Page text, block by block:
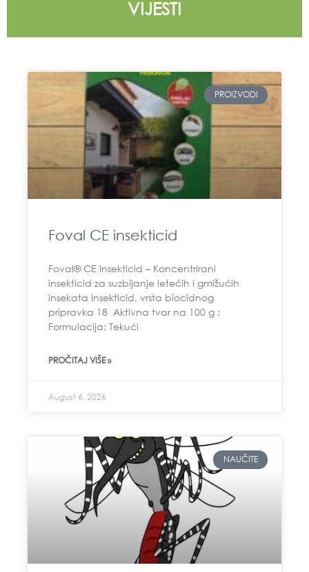
VIJESTI
PROIZVODI
Foval CE insekticid
Foval® CE Insekticid – Koncentrirani
insekticid za suzbijanje letećih i gmižućih
insekata Insekticid, vrsta biocidnog
pripravka 18 Aktivna tvar na 100 g :
Formulacija: Tekući
PROČITAJ VIŠE »
August 6, 2026
NAUČITE